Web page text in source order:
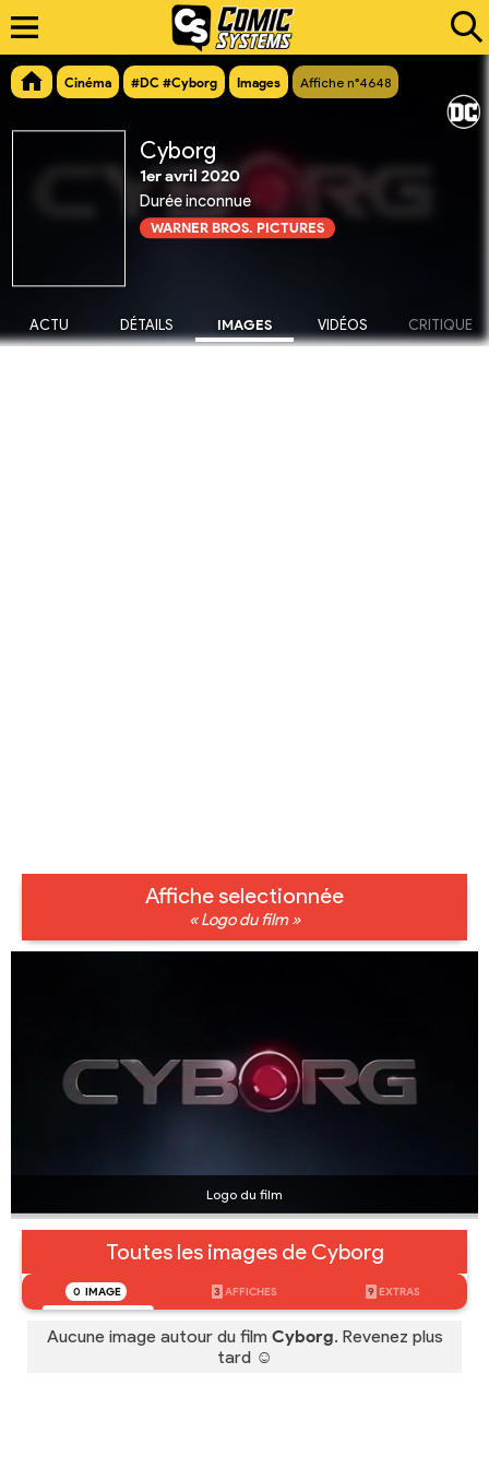
Cinéma #DC #Cyborg Images Affiche n°4648
Cyborg
1er avril 2020
Durée inconnue
WARNER BROS. PICTURES
ACTU DÉTAILS IMAGES VIDÉOS CRITIQUE
Affiche selectionnée
« Logo du film »
Logo du film
Toutes les images de Cyborg
0 IMAGE 3 AFFICHES 9 EXTRAS
Aucune image autour du film Cyborg. Revenez plus
tard ☺